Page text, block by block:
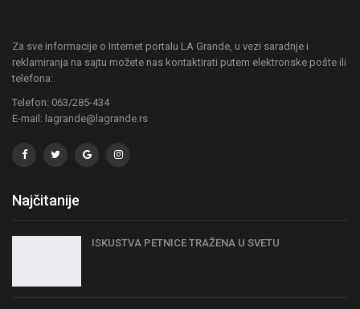
Za sve informacije o Internet portalu LA Grande, u vezi saradnje i
reklamiranja na sajtu možete nas kontaktirati putem elektronske pošte ili
telefona:
Telefon: 063/285-434
E-mail: lagrande@lagrande.rs
Najčitanije
ISKUSTVA PETNICE TRAŽENA U SVETU